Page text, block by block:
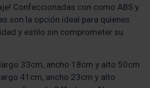
Confeccionadas con como ABS y
son la opción ideal para quienes
y estilo sin comprometer su
33cm, ancho 18cm y alto 50cm
41cm, ancho 23cm y alto